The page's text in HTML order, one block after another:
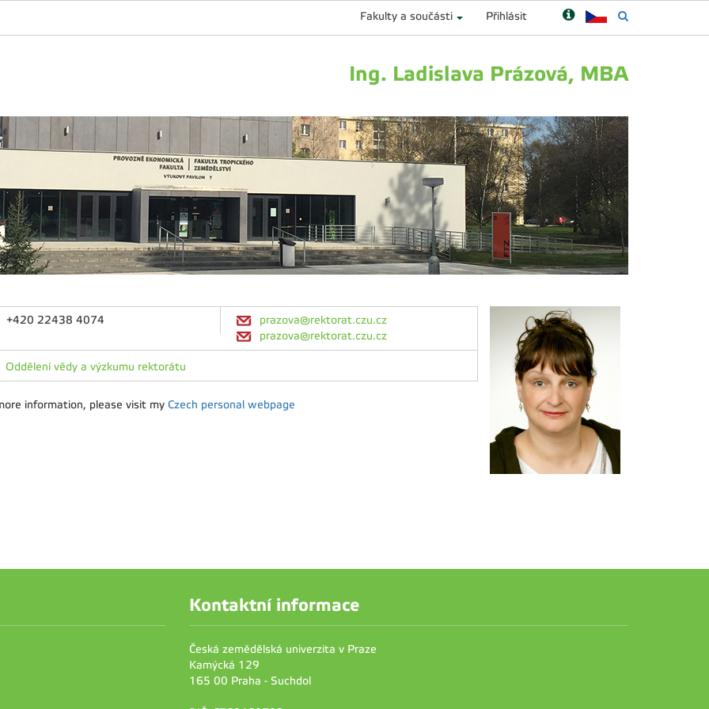
Fakulty a součásti Přihlásit
Ing. Ladislava Prázová, MBA
+420 22438 4074
prazova@rektorat.czu.cz
prazova@rektorat.czu.cz
Oddělení vědy a výzkumu rektorátu
information, please visit my Czech personal webpage
Kontaktní informace
Česká zemědělská univerzita v Praze
Kamýcká 129
165 00 Praha - Suchdol